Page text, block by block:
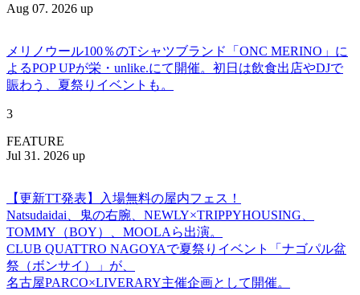
Aug 07. 2026 up
メリノウール100％のTシャツブランド「ONC MERINO」に
よるPOP UPが栄・unlike.にて開催。初日は飲食出店やDJで
賑わう、夏祭りイベントも。
3
FEATURE
Jul 31. 2026 up
【更新TT発表】入場無料の屋内フェス！
Natsudaidai、鬼の右腕、NEWLY×TRIPPYHOUSING、
TOMMY（BOY）、MOOLAら出演。
CLUB QUATTRO NAGOYAで夏祭りイベント「ナゴパル盆
祭（ボンサイ）」が、
名古屋PARCO×LIVERARY主催企画として開催。